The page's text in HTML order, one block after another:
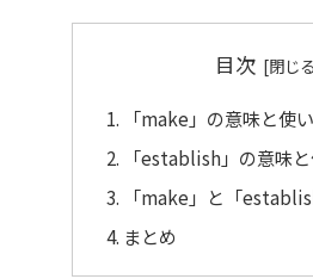
目次
「make」の意味と使
「establish」の意味
「make」と「
まとめ